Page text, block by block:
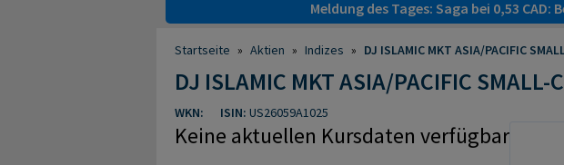
Meldung des Tages: Saga bei 0,53
Startseite » Aktien » Indizes » DJ ISLAMIC MKT ASIA/PACIFIC
DJ ISLAMIC MKT ASIA/PACIFIC SMALL-
WKN: ISIN: US26059A1025
Keine aktuellen Kursdaten verfügbar